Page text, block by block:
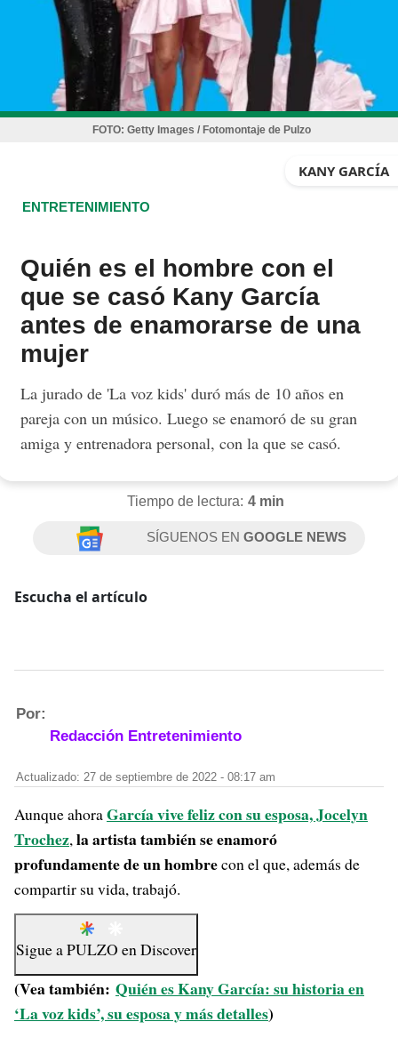
FOTO: Getty Images / Fotomontaje de Pulzo
KANY GARCÍA
ENTRETENIMIENTO
Quién es el hombre con el
que se casó Kany García
antes de enamorarse de una
mujer
La jurado de 'La voz kids' duró más de 10 años en
pareja con un músico. Luego se enamoró de su gran
amiga y entrenadora personal, con la que se casó.
Tiempo de lectura: 4 min
SÍGUENOS ENGOOGLE NEWS
Escucha el artículo
Por:
Redacción Entretenimiento
Actualizado: 27 de septiembre de 2022 - 08:17 am
Aunque ahoraGarcía vive feliz con su esposa, Jocelyn
Trochez,la artista también se enamoró
profundamente de un hombrecon el que, además de
compartir su vida, trabajó.
Sigue aPULZO enDiscover
(Vea también: Quién es Kany García: su historia en
‘La voz kids’, su esposa y más detalles)